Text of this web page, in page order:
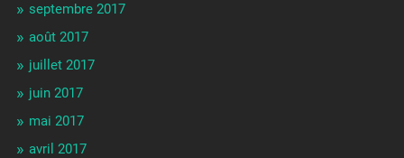
septembre 2017
août 2017
juillet 2017
juin 2017
mai 2017
avril 2017